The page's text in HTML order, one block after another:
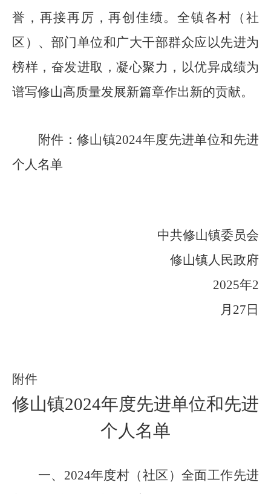
誉， 再接再厉，再创佳绩。全镇各村（社
区）、部门单位和广大干部群众应 以先进为
榜样，奋发进取，凝心聚力， 以优异成绩为
谱写修山高质量发展新篇章作出新的贡献。
附件 ：修山镇2024年度先进单位和先进
个人名单
中共修山镇委员会
修山镇人民政府
2025年2
月 27 日
附件
修山镇2024年度先进单位和先进
个人名单
一、 2024年度村（社区）全面工作先进